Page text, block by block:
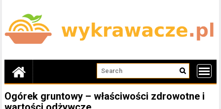
content
Ogórek gruntowy – właściwości zdrowotne i